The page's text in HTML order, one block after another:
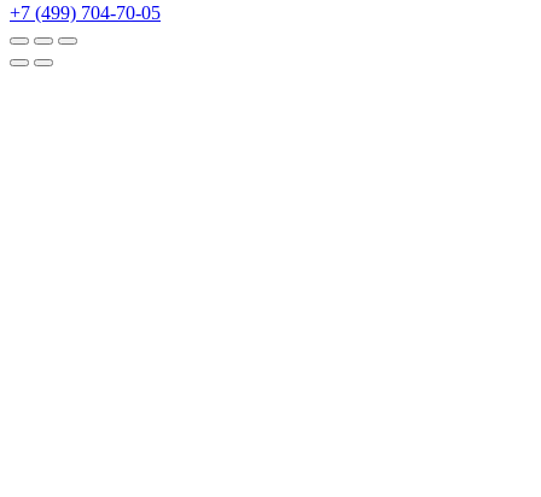
+7 (499) 704-70-05